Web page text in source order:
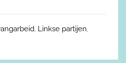
, Linkse partijen,